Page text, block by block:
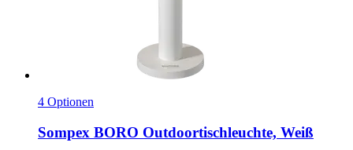
4 Optionen
Sompex BORO Outdoortischleuchte, Weiß